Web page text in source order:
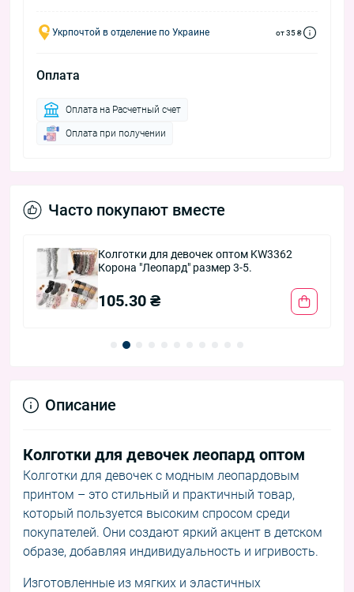
Укрпочтой в отделение по Украине от 35 ₴
Оплата
Оплата на Расчетный счет
Оплата при получении
Часто покупают вместе
Колготки для девочек оптом KW3362
Корона "Леопард" размер 3-5.
105.30 ₴
Описание
Колготки для девочек леопард оптом
Колготки для девочек с модным леопардовым
принтом – это стильный и практичный товар,
который пользуется высоким спросом среди
покупателей. Они создают яркий акцент в детском
образе, добавляя индивидуальность и игривость.
Изготовленные из мягких и эластичных